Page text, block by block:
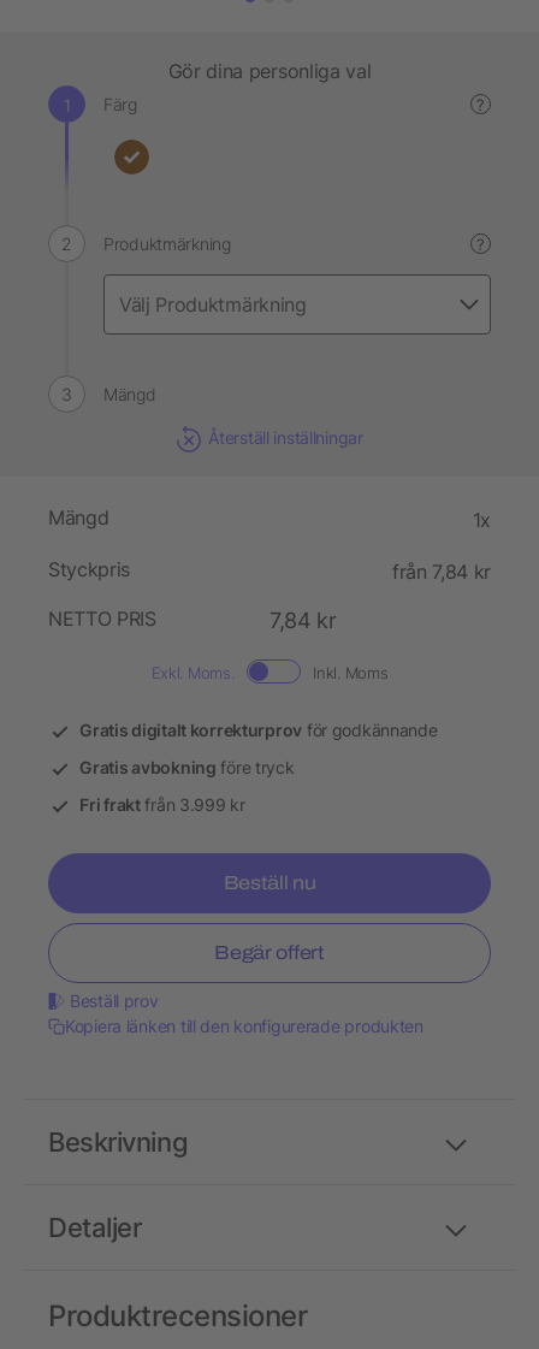
Gör dina personliga val
Färg ?
Produktmärkning ?
Mängd
Återställ inställningar
Mängd 1x
Styckpris
från 7,84 kr
NETTO PRIS
7,84 kr
Exkl. Moms. Inkl. Moms
Gratis digitalt korrekturprov för godkännande
Gratis avbokning före tryck
Fri fraktfrån 3.999 kr
Beställ nu
Begär offert
Beställ prov
Kopiera länken till den konfigurerade produkten
Detaljer
Beskrivning
Produktrecensioner